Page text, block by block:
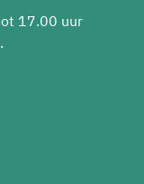
17.00 uur